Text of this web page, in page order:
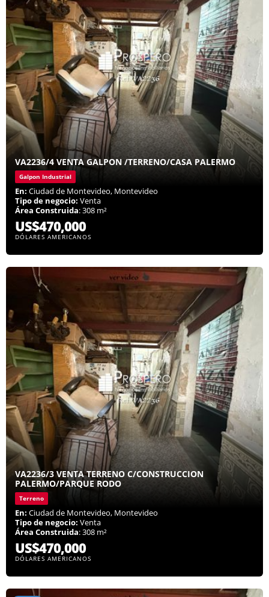
VA2236/4 VENTA GALPON /TERRENO/CASA PALERMO
Galpon Industrial
En: Ciudad de Montevideo, Montevideo
Tipo de negocio: Venta
Área Construida: 308 m²
US$470,000
DÓLARES AMERICANOS
VA2236/3 VENTA TERRENO C/CONSTRUCCION
PALERMO/PARQUE RODO
Terreno
En: Ciudad de Montevideo, Montevideo
Tipo de negocio: Venta
Área Construida: 308 m²
US$470,000
DÓLARES AMERICANOS